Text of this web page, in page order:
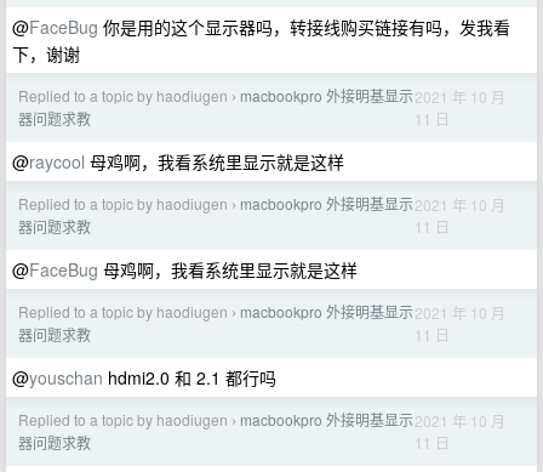
@FaceBug 你是用的这个显示器吗，转接线购买链接有吗，发我看
下，谢谢
Replied to a topic by haodiugen › macbookpro 外接明基显示
器问题求教
2021 年 10 月
11 日
@raycool 母鸡啊，我看系统里显示就是这样
Replied to a topic by haodiugen › macbookpro 外接明基显示
器问题求教
2021 年 10 月
11 日
@FaceBug 母鸡啊，我看系统里显示就是这样
Replied to a topic by haodiugen › macbookpro 外接明基显示
器问题求教
2021 年 10 月
11 日
@youschan hdmi2.0 和 2.1 都行吗
Replied to a topic by haodiugen › macbookpro 外接明基显示
器问题求教
2021 年 10 月
11 日